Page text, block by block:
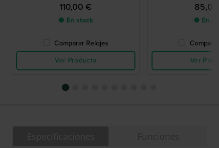
110,00 €
● En stock
Comparar Relojes
Ver Producto
● En
Ver